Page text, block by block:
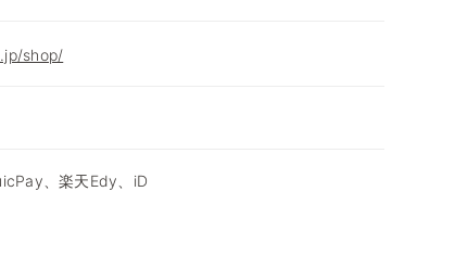
shop/
、楽天Edy、iD